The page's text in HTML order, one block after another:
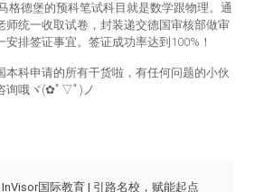
格德堡的预科笔试科目就是数学跟物理。通
师统一收取试卷，封装递交德国审核部做审
排签证事宜。签证成功率达到100%！
本科申请的所有干货啦，有任何问题的小伙
询哦ヾ(✿ﾟ▽ﾟ)ノ
InVisor国际教育 | 引路名校，赋能起点